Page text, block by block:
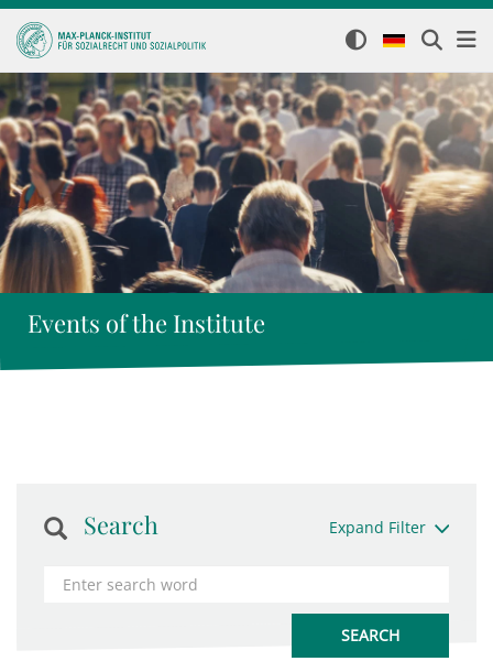
Events of the Institute
Search Expand Filter